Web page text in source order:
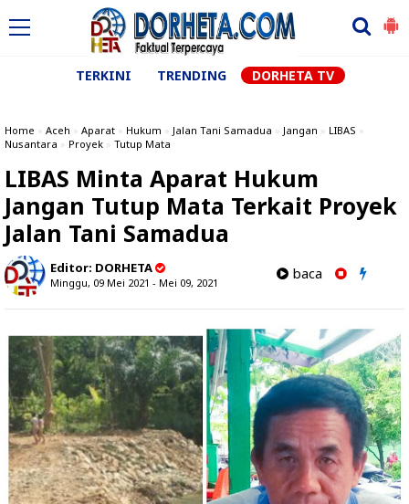
TERKINI TRENDING DORHETA TV
Home » Aceh » Aparat » Hukum » Jalan Tani Samadua » Jangan » LIBAS »
Nusantara » Proyek » Tutup Mata
LIBAS Minta Aparat Hukum
Jangan Tutup Mata Terkait Proyek
Jalan Tani Samadua
Editor: DORHETA
Minggu, 09 Mei 2021 - Mei 09, 2021
baca